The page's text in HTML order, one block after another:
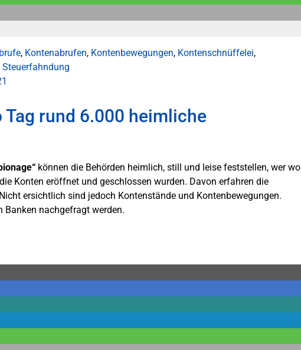
, Kontenabrufen, Kontenbewegungen, Kontenschnüffelei,
Steuerfahndung
rund 6.000 heimliche
können die Behörden heimlich, still und leise feststellen, wer wo
Konten eröffnet und geschlossen wurden. Davon erfahren die
ersichtlich sind jedoch Kontenstände und Kontenbewegungen.
Banken nachgefragt werden.